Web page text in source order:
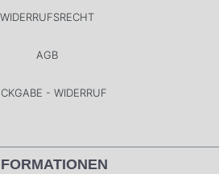
WIDERRUFSRECHT
AGB
- WIDERRUF